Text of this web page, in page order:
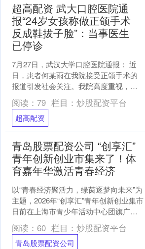
超高配资 武大口腔医院通
报“24岁女孩称做正颌手术
反成鞋拔子脸”：当事医生
已停诊
7月27日，武汉大学口腔医院通报： 近
日，患者何某雨在我院接受正颌手术的
报道引发社会关注。我院高度重视，已
成立专项调查组开展核查，目前，当事
医生已停诊配合调查。....
阅读： 79 栏目： 炒股配资平台
超高配资
青岛股票配资公司 “创享汇”
青年创新创业市集来了！体
育嘉年华激活青春经济
以“青春经济聚活力，绿茵逐梦向未来”为
主题，2026年“创享汇”青年创新创业集市
日前在上海市青少年活动中心团旗广场
举办。 本次活动由静安区人力资源和社
会保障局指....
阅读： 60 栏目： 炒股配资平台
青岛股票配资公司